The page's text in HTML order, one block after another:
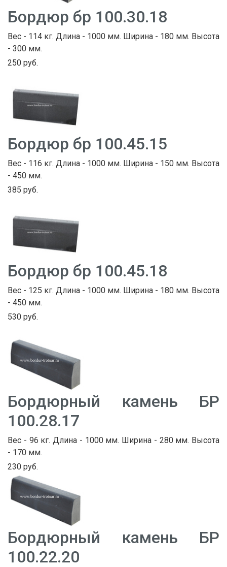
Бордюр бр 100.30.18
Вес - 114 кг. Длина - 1000 мм. Ширина - 180 мм. Высота
- 300 мм.
250 руб.
Бордюр бр 100.45.15
Вес - 116 кг. Длина - 1000 мм. Ширина - 150 мм. Высота
- 450 мм.
385 руб.
Бордюр бр 100.45.18
Вес - 125 кг. Длина - 1000 мм. Ширина - 180 мм. Высота
- 450 мм.
530 руб.
Бордюрный камень БР
100.28.17
Вес - 96 кг. Длина - 1000 мм. Ширина - 280 мм. Высота
- 170 мм.
230 руб.
Бордюрный камень БР
100.22.20